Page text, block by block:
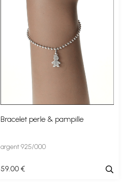
Bracelet perle & pampille
argent 925/000
59.00 €